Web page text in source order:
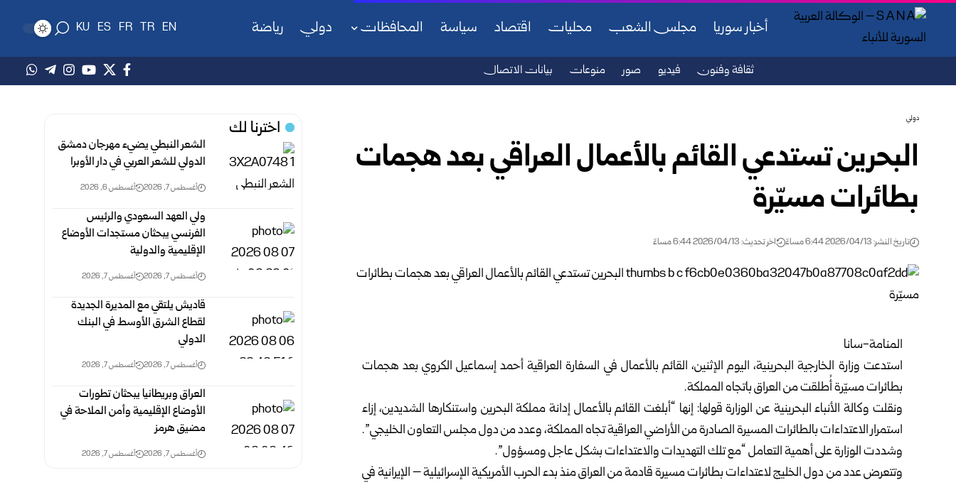
أخبار سوريا مجلس الشعب محليات اقتصاد سياسة المحافظات دولي رياضة EN
TR
FR
ES
KU
ثقافة وفنون فيديو صور منوعات بيانات الاتصال
دولي
البحرين تستدعي القائم بالأعمال العراقي بعد هجمات
بطائرات مسيّرة
تاريخ النشر: 2026/04/13 6:44 مساءً اخر تحديث: 2026/04/13 6:44 مساءً
المنامة-سانا
استدعت وزارة الخارجية البحرينية، اليوم الإثنين، القائم بالأعمال في السفارة العراقية أحمد إسماعيل الكروي بعد هجمات
بطائرات مسيّرة أُطلقت من العراق باتجاه المملكة.
ونقلت وكالة الأنباء البحرينية عن الوزارة قولها: إنها “أبلغت القائم بالأعمال إدانة مملكة البحرين واستنكارها الشديدين، إزاء
استمرار الاعتداءات بالطائرات المسيرة الصادرة من الأراضي العراقية تجاه المملكة، وعدد من دول مجلس التعاون الخليجي”.
وشددت الوزارة على أهمية التعامل “مع تلك التهديدات والاعتداءات بشكل عاجل ومسؤول”.
وتتعرض عدد من دول الخليج لاعتداءات بطائرات مسيرة قادمة من العراق منذ بدء الحرب الأمريكية الإسرائيلية – الإيرانية في
اخترنا لك
الشعر النبطي يضيء مهرجان دمشق
الدولي للشعر العربي في دار الأوبرا
أغسطس 7, 2026 أغسطس 6, 2026
ولي العهد السعودي والرئيس
الفرنسي يبحثان مستجدات الأوضاع
الإقليمية والدولية
أغسطس 7, 2026 أغسطس 7, 2026
قاديش يلتقي مع المديرة الجديدة
لقطاع الشرق الأوسط في البنك
الدولي
أغسطس 7, 2026 أغسطس 7, 2026
العراق وبريطانيا يبحثان تطورات
الأوضاع الإقليمية وأمن الملاحة في
مضيق هرمز
أغسطس 7, 2026 أغسطس 7, 2026